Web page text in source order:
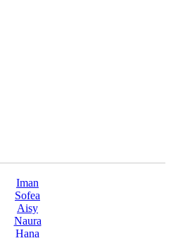
Iman
Sofea
Aisy
Naura
Hana